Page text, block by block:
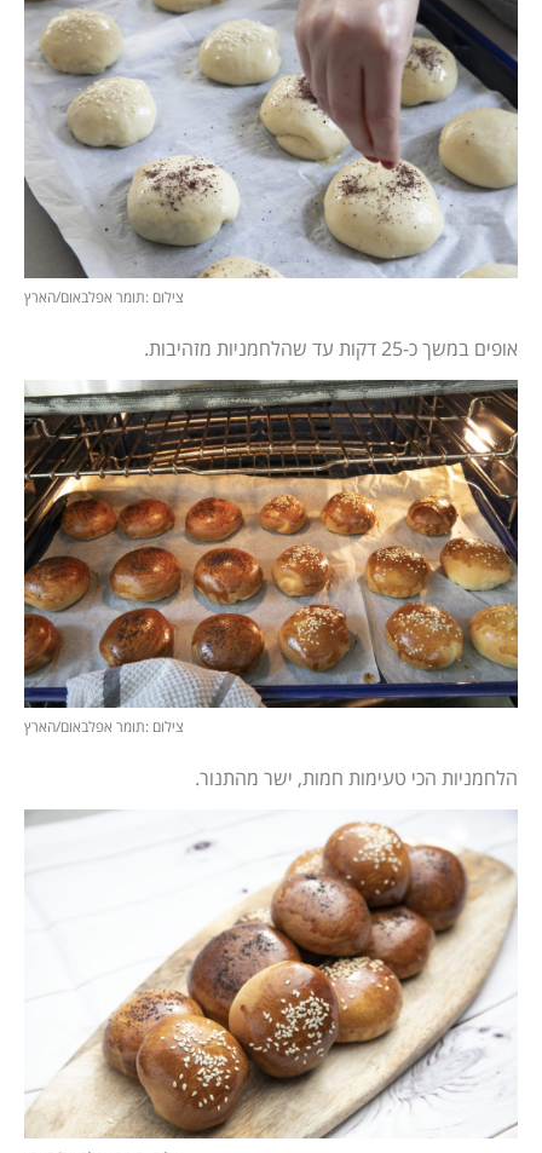
צילום :תומר אפלבאום/הארץ
אופים במשך כ-25 דקות עד שהלחמניות מזהיבות.
צילום :תומר אפלבאום/הארץ
הלחמניות הכי טעימות חמות, ישר מהתנור.